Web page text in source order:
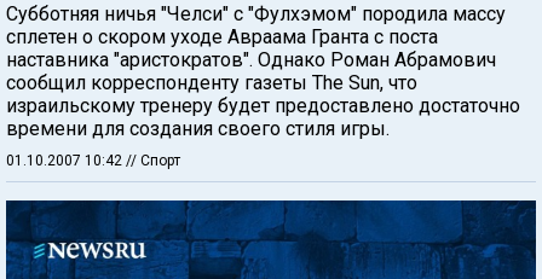
Субботняя ничья "Челси" с "Фулхэмом" породила массу
сплетен о скором уходе Авраама Гранта с поста
наставника "аристократов". Однако Роман Абрамович
сообщил корреспонденту газеты The Sun, что
израильскому тренеру будет предоставлено достаточно
времени для создания своего стиля игры.
01.10.2007 10:42 // Спорт